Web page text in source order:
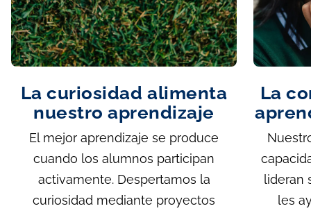
La curiosidad alimenta
nuestro aprendizaje
El mejor aprendizaje se produce
cuando los alumnos participan
activamente. Despertamos la
curiosidad mediante proyectos
La
lideran
les